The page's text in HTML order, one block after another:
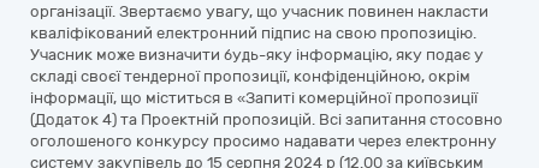
організації. Звертаємо увагу, що учасник повинен накласти
кваліфікований електронний підпис на свою пропозицію.
Учасник може визначити будь-яку інформацію, яку подає у
складі своєї тендерної пропозиції, конфіденційною, окрім
інформації, що міститься в «Запиті комерційної пропозиції
(Додаток 4) та Проектній пропозицій. Всі запитання стосовно
оголошеного конкурсу просимо надавати через електронну
систему закупівель до 15 серпня 2024 р (12.00 за київським